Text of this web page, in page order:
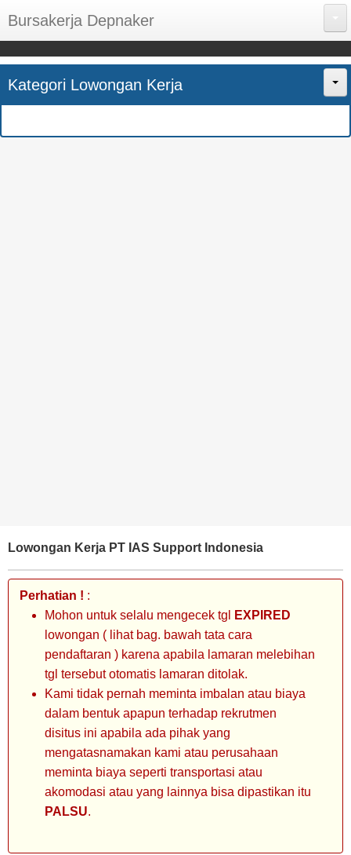
Bursakerja Depnaker
About Me
Disclaimer
Kategori Lowongan Kerja
Lowongan Kerja PT IAS Support Indonesia
Perhatian ! :
Mohon untuk selalu mengecek tgl
EXPIRED
lowongan ( lihat bag. bawah tata cara
pendaftaran ) karena apabila lamaran melebihan
tgl tersebut otomatis lamaran ditolak.
Kami tidak pernah meminta imbalan atau biaya
dalam bentuk apapun terhadap rekrutmen
disitus ini apabila ada pihak yang
mengatasnamakan kami atau perusahaan
meminta biaya seperti transportasi atau
akomodasi atau yang lainnya bisa dipastikan itu
PALSU.